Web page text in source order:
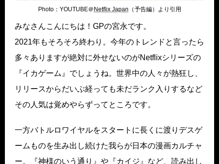
Photo：YOUTUBE＠Netflix Japan （予告編）より引用
みなさんこんにちは！GPの宮永です。
2021年もそろそろ終わり。今年のトレンドと言ったら
多々ありますが絶対に外せないのがNetflixシリーズの
『イカゲーム』でしょうね。世界中の人々が熱狂し、
リリースからだいぶ経っても未だランク入りするなど
その人気は覚めやらずってところです。
一方バトルロワイヤルをスタートに長くに渡りデスゲ
ームものを生み出し続けた我らが日本の漫画カルチャ
ー。『神様のいう通り』や『カイジ』など、読み出し